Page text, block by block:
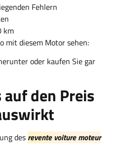
Fehlern
km
mit diesem Motor sehen:
oder kaufen Sie gar
den Preis
des revente voiture moteur